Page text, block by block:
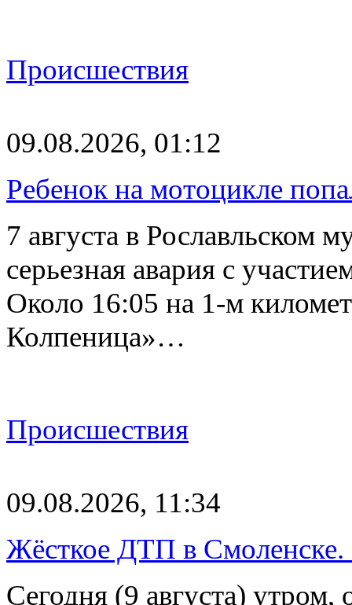
Происшествия
09.08.2026, 01:12
Ребенок на мотоцикле
7 августа в Рославльском
серьезная авария с
Около 16:05 на 1-м
Колпеница»…
Происшествия
09.08.2026, 11:34
Жёсткое ДТП в Смоленске.
Сегодня (9 августа) утром,